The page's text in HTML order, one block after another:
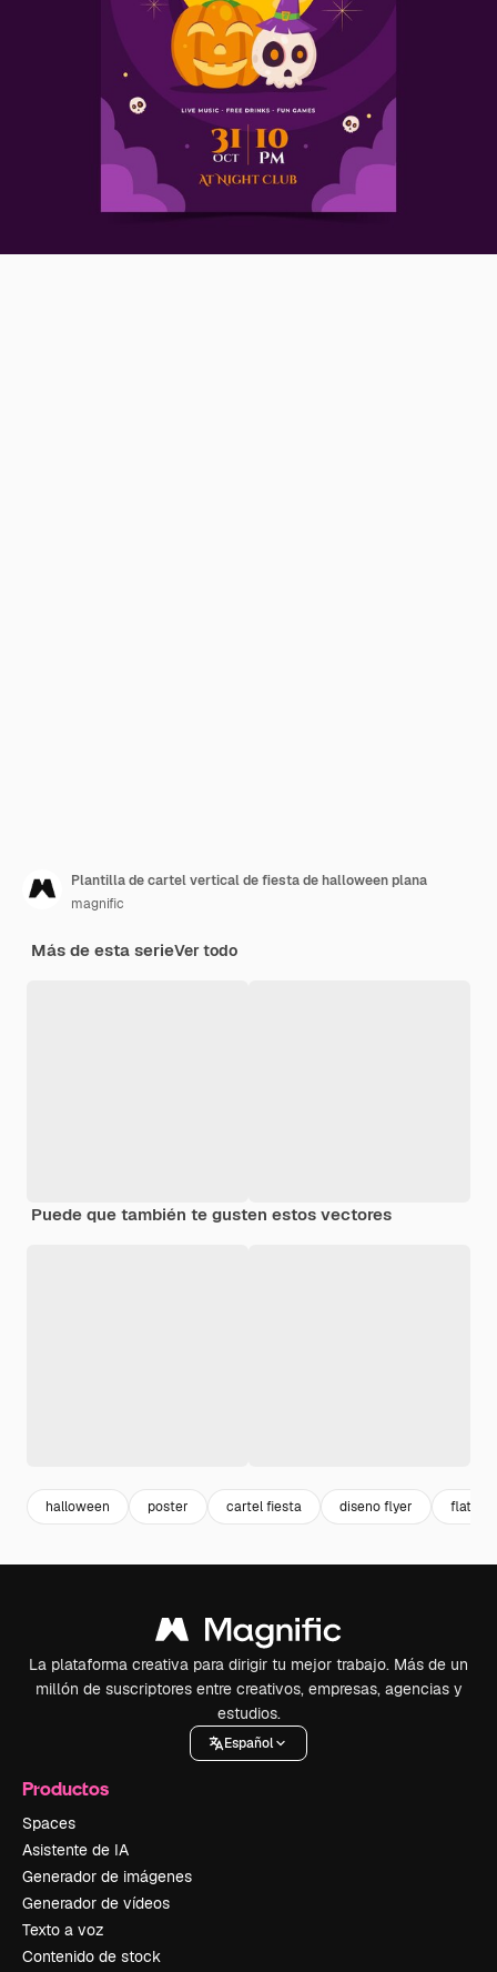
Plantilla de cartel vertical de fiesta de halloween plana
magnific
Más de esta serieVer todo
Puede que también te gusten estos vectores
halloween poster cartel fiesta diseno flyer flat
La plataforma creativa para dirigir tu mejor trabajo. Más de un
millón de suscriptores entre creativos, empresas, agencias y
estudios.
Español
Productos
Spaces
Asistente de IA
Generador de imágenes
Generador de vídeos
Texto a voz
Contenido de stock